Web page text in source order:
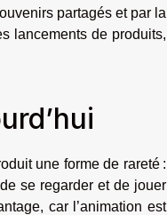
partagés et par la
lancements de produits,
une forme de rareté :
se regarder et de jouer
car l’animation est